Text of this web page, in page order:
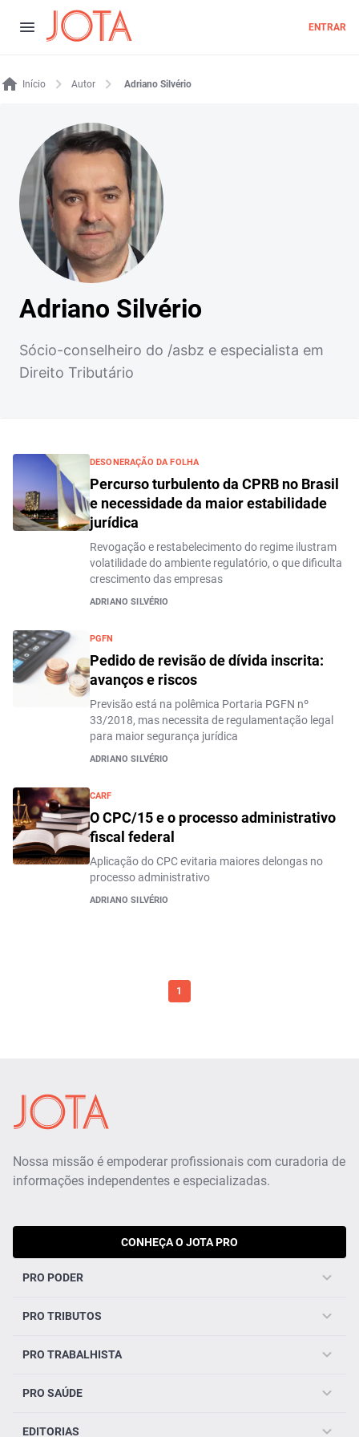
ENTRAR
Início Autor Adriano Silvério
Adriano Silvério
Sócio-conselheiro do /asbz e especialista em
Direito Tributário
DESONERAÇÃO DA FOLHA
Percurso turbulento da CPRB no Brasil
e necessidade da maior estabilidade
jurídica
Revogação e restabelecimento do regime ilustram
volatilidade do ambiente regulatório, o que dificulta
crescimento das empresas
ADRIANO SILVÉRIO
PGFN
Pedido de revisão de dívida inscrita:
avanços e riscos
Previsão está na polêmica Portaria PGFN nº
33/2018, mas necessita de regulamentação legal
para maior segurança jurídica
ADRIANO SILVÉRIO
CARF
O CPC/15 e o processo administrativo
fiscal federal
Aplicação do CPC evitaria maiores delongas no
processo administrativo
ADRIANO SILVÉRIO
1
Nossa missão é empoderar profissionais com curadoria de
informações independentes e especializadas.
CONHEÇA O JOTA PRO
PRO PODER
PRO TRIBUTOS
PRO TRABALHISTA
PRO SAÚDE
EDITORIAS